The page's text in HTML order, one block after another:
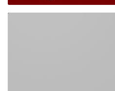
พฤศจิกายน 12, 2012